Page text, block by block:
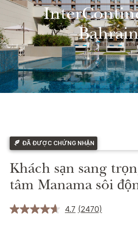
ĐÃ ĐƯỢC CHỨNG NHẬN
Khách sạn sang
tâm Manama sôi
4.7 (2470)